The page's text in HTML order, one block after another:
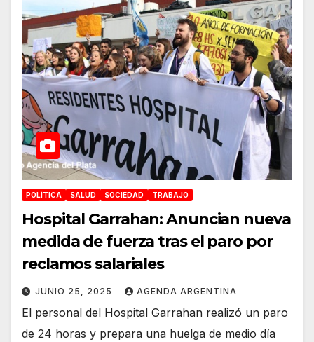
POLÍTICA SALUD SOCIEDAD TRABAJO
Hospital Garrahan: Anuncian nueva
medida de fuerza tras el paro por
reclamos salariales
JUNIO 25, 2025 AGENDA ARGENTINA
El personal del Hospital Garrahan realizó un paro
de 24 horas y prepara una huelga de medio día